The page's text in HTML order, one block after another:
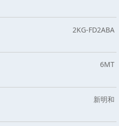
2KG-FD2ABA
6MT
新明和